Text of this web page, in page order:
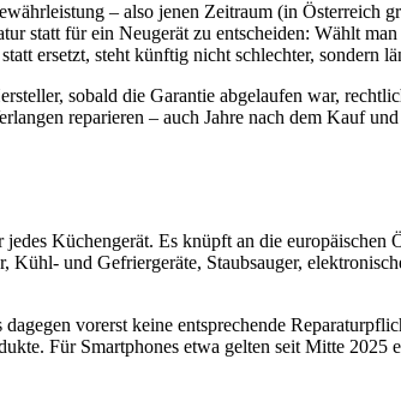
– also jenen Zeitraum (in Österreich
statt für ein Neugerät zu entscheiden: Wählt
ersetzt, steht künftig nicht schlechter, sondern
sobald die Garantie abgelaufen war,
reparieren – auch Jahre nach dem Kauf
Küchengerät. Es knüpft an die europäischen
und Gefriergeräte, Staubsauger,
vorerst keine entsprechende
Für Smartphones etwa gelten seit Mitte